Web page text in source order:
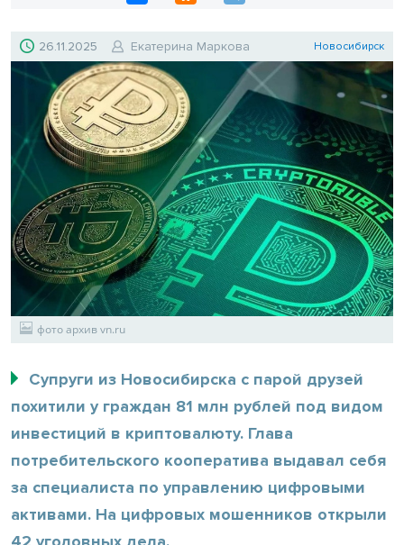
26.11.2025 Екатерина Маркова Новосибирск
фото архив vn.ru
Супруги из Новосибирска с парой друзей
похитили у граждан 81 млн рублей под видом
инвестиций в криптовалюту. Глава
потребительского кооператива выдавал себя
за специалиста по управлению цифровыми
активами. На цифровых мошенников открыли